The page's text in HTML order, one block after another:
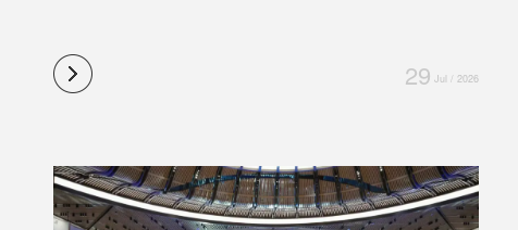
29 Jul / 2026